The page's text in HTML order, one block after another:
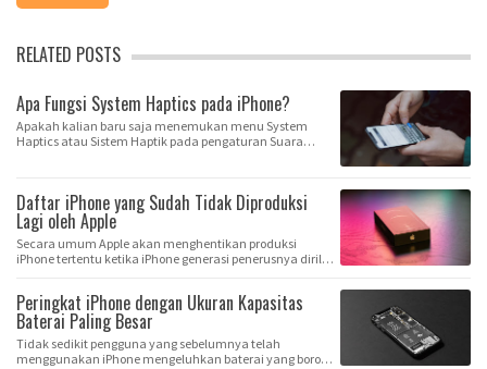
RELATED POSTS
Apa Fungsi System Haptics pada iPhone?
Apakah kalian baru saja menemukan menu System
Haptics atau Sistem Haptik pada pengaturan Suara
Daftar iPhone yang Sudah Tidak Diproduksi
Lagi oleh Apple
Secara umum Apple akan menghentikan produksi
iPhone tertentu ketika iPhone generasi penerusnya diril…
Peringkat iPhone dengan Ukuran Kapasitas
Baterai Paling Besar
Tidak sedikit pengguna yang sebelumnya telah
menggunakan iPhone mengeluhkan baterai yang boros